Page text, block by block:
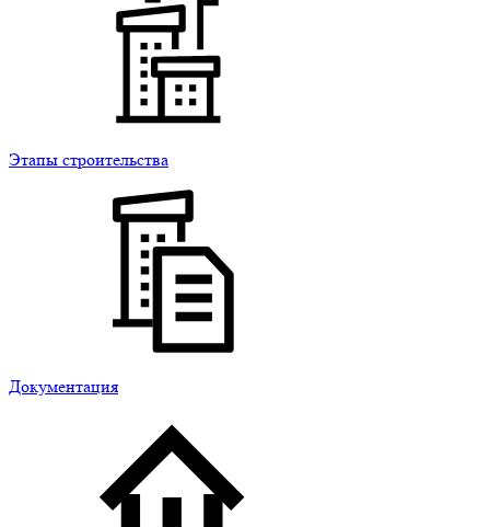
Этапы строительства
Документация